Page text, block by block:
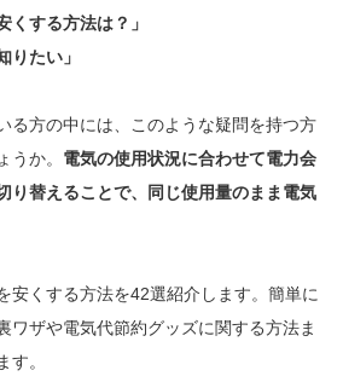
くする方法は？」
りたい」
る方の中には、このような疑問を持つ方
うか。 電気の使用状況に合わせて電力会
り替えることで、同じ使用量のまま電気
安くする方法を42選紹介します。簡単に
ワザや電気代節約グッズに関する方法ま
す。